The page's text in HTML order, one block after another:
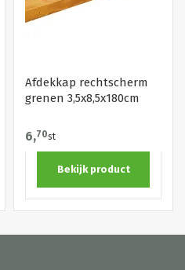
Afdekkap rechtscherm
grenen 3,5x8,5x180cm
6,70st
Bekijk product